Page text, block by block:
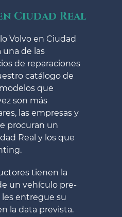
Ciudad Real
Volvo en Ciudad
una de las
de reparaciones
catálogo de
que
son más
las empresas y
procuran un
Real y los que
tienen la
un vehículo pre-
entregue su
la data prevista.